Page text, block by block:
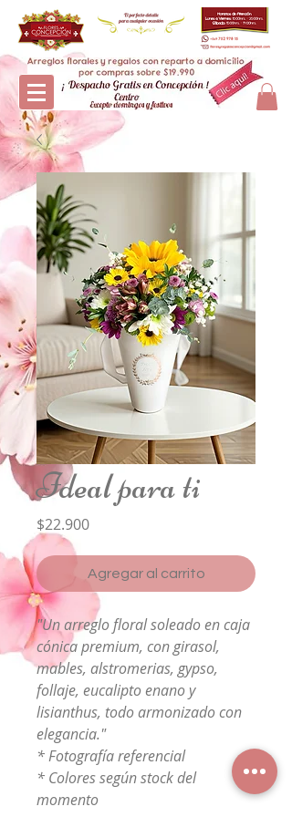
Ideal para ti
$22.900Precio
Agregar al carrito
"Un arreglo floral soleado en caja
cónica premium, con girasol,
mables, alstromerias, gypso,
follaje, eucalipto enano y
lisianthus, todo armonizado con
elegancia."
* Fotografía referencial
* Colores según stock del
momento